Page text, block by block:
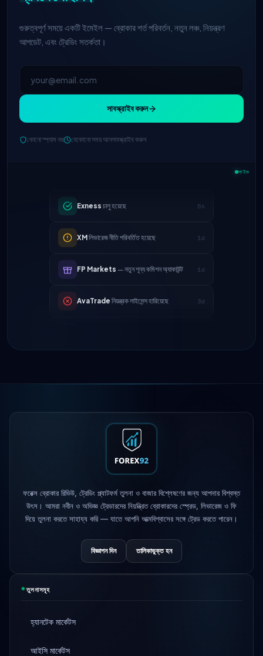
গুরুত্বপূর্ণ সময়ে একটি ইমেইল — ব্রোকার শর্ত পরিবর্তন, নতুন লঞ্চ, নিয়ন্ত্রণ
আপডেট, এবং ট্রেডিং সতর্কতা।
সাবস্ক্রাইব করুন
কোনো স্প্যাম নয় যেকোনো সময় আনসাবস্ক্রাইব করুন
লাইভ
IC Markets কমানো হয়েছে EUR/USD স্প্রেড
XM লিভারেজ নীতি পরিবর্তিত হয়েছে
FP Markets — নতুন শূন্য কমিশন অ্যাকাউন্ট
AvaTrade নিয়ন্ত্রক লাইসেন্স হারিয়েছে
Tickmillউত্তোলনের গতি এখন ২৪ ঘণ্টা
— নতুন শূন্য কমিশন অ্যাকাউন্ট
নিয়ন্ত্রক লাইসেন্স হারিয়েছে
Tickmillউত্তোলনের গতি এখন ২৪ ঘণ্টা 4d
ফরেক্স ব্রোকার রিভিউ, ট্রেডিং প্ল্যাটফর্ম তুলনা ও বাজার বিশ্লেষণের জন্য আপনার বিশ্বস্ত
উৎস। আমরা নবীন ও অভিজ্ঞ ট্রেডারদের নিয়ন্ত্রিত ব্রোকারদের স্প্রেড, লিভারেজ ও ফি
দিয়ে তুলনা করতে সাহায্য করি — যাতে আপনি আত্মবিশ্বাসের সঙ্গে ট্রেড করতে পারেন।
বিজ্ঞাপন দিন তালিকাভুক্ত হন
*তুলনাসমূহ
হ্যানটেক মার্কেটস
আইসি মার্কেটস